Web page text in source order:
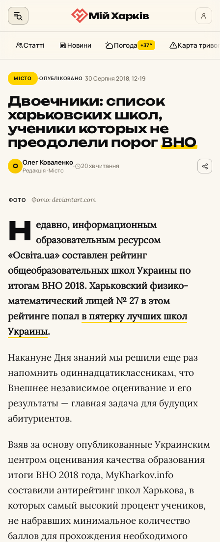
до
контенту
Мій Харків
Статті Новини Погода +37° Карта тривог
МІСТО ОПУБЛІКОВАНО 30 Серпня 2018, 12:19
Двоечники: список
харьковских школ,
ученики которых не
преодолели порогВНО
О Олег Коваленко
Редакція · Місто
20 хв читання
ФОТО Фото: deviantart.com
Н едавно, информационным
образовательным ресурсом
«Освіта.ua» составлен рейтинг
общеобразовательных школ Украины по
итогам ВНО 2018. Харьковский физико-
математический лицей № 27 в этом
рейтинге попалв пятерку лучших школ
Украины.
Накануне Дня знаний мы решили еще раз
напомнить одиннадцатиклассникам, что
Внешнее независимое оценивание и его
результаты — главная задача для будущих
абитуриентов.
Взяв за основу опубликованные Украинским
центром оценивания качества образования
итоги ВНО 2018 года, MyKharkov.info
составили антирейтинг школ Харькова, в
которых самый высокий процент учеников,
не набравших минимальное количество
баллов для прохождения необходимого